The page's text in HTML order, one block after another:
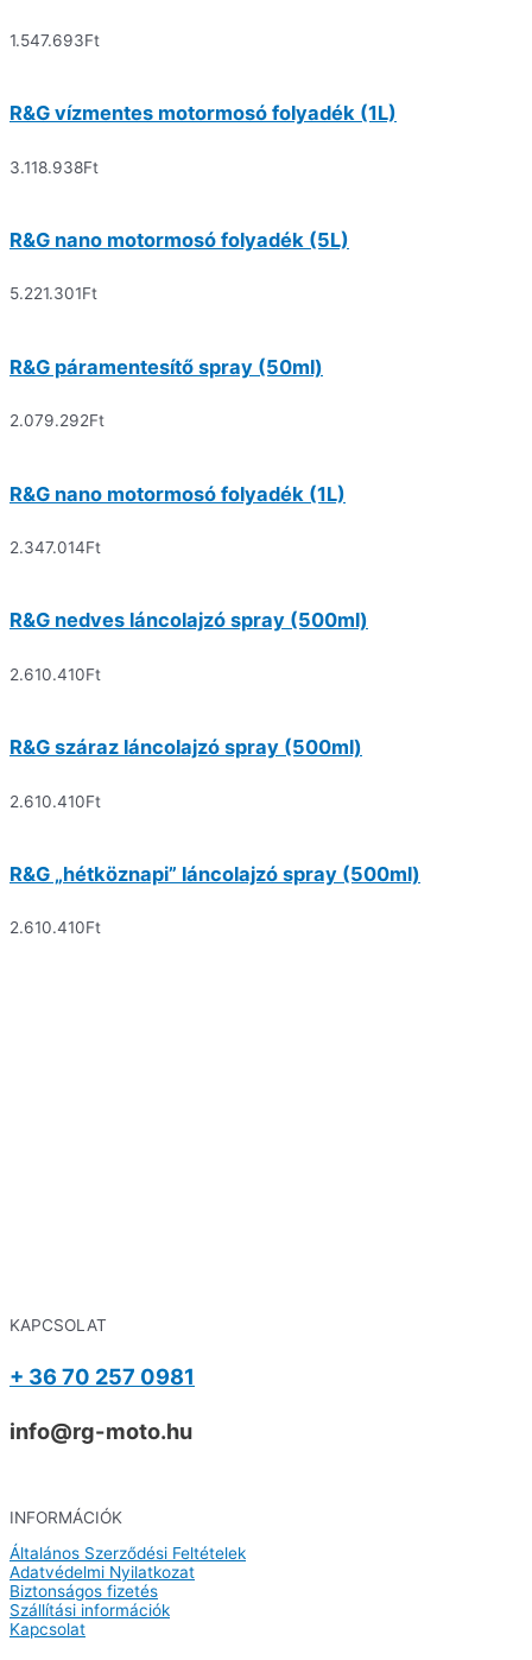
1.547.693Ft
R&G vízmentes motormosó folyadék (1L)
3.118.938Ft
R&G nano motormosó folyadék (5L)
5.221.301Ft
R&G páramentesítő spray (50ml)
2.079.292Ft
R&G nano motormosó folyadék (1L)
2.347.014Ft
R&G nedves láncolajzó spray (500ml)
2.610.410Ft
R&G száraz láncolajzó spray (500ml)
2.610.410Ft
R&G „hétköznapi” láncolajzó spray (500ml)
2.610.410Ft
KAPCSOLAT
+ 36 70 257 0981
info@rg-moto.hu
INFORMÁCIÓK
Általános Szerződési Feltételek
Adatvédelmi Nyilatkozat
Biztonságos fizetés
Szállítási információk
Kapcsolat